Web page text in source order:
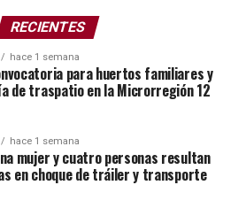
que la mano de obra es
pobladores. Los trabajos
de la barda perimetral, así
de gradas y baños.
metros cuadrados, el campo
la imagen de abandono para
digno donde niñas, niños,
convivir, practicar deporte y
comunidad.
RECIENTES
hace 1 semana
para huertos familiares y
de traspatio en la Microrregión 12
hace 1 semana
mujer y cuatro personas resultan
en choque de tráiler y transporte